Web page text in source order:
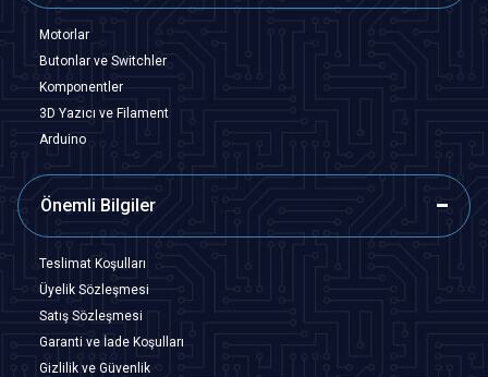
Motorlar
Butonlar ve Switchler
Komponentler
3D Yazıcı ve Filament
Arduino
Önemli Bilgiler
Teslimat Koşulları
Üyelik Sözleşmesi
Satış Sözleşmesi
Garanti ve İade Koşulları
Gizlilik ve Güvenlik